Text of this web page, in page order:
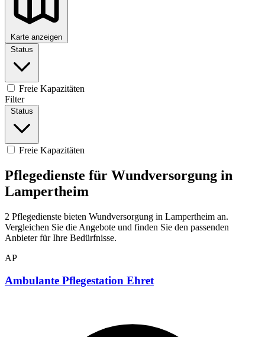
Karte anzeigen
Status
Freie Kapazitäten
Filter
Status
Freie Kapazitäten
Pflegedienste für Wundversorgung in
Lampertheim
2 Pflegedienste bieten Wundversorgung in Lampertheim an.
Vergleichen Sie die Angebote und finden Sie den passenden
Anbieter für Ihre Bedürfnisse.
AP
Ambulante Pflegestation Ehret